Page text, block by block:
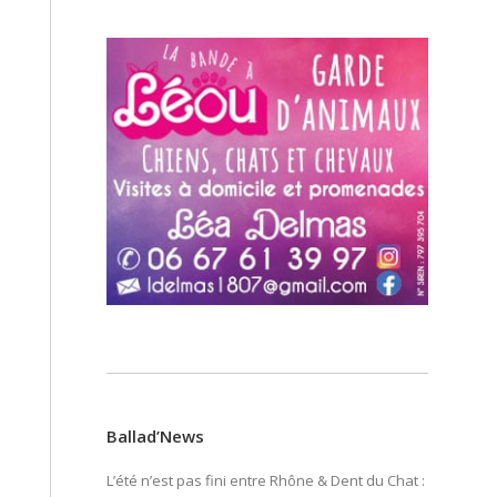
Ballad’News
L’été n’est pas fini entre Rhône & Dent du Chat :